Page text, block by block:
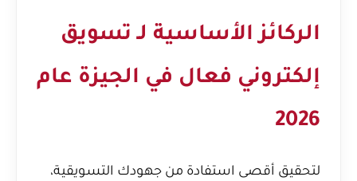
الركائز الأساسية لـ تسويق
إلكتروني فعال في الجيزة عام
2026
لتحقيق أقصى استفادة من جهودك التسويقية،